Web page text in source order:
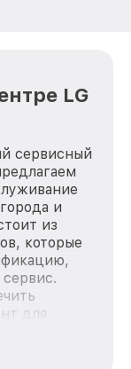
LG
сервисный
и
из
которые
для
LG, вне
Мы